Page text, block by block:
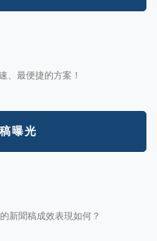
、最便捷的方案！
曝光
新聞稿成效表現如何？